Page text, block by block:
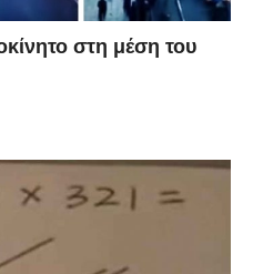
στη μέση του